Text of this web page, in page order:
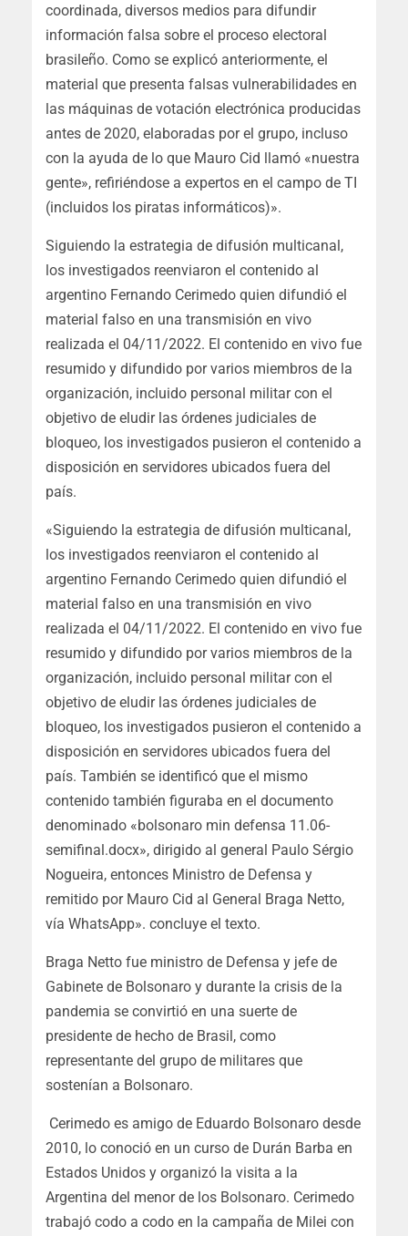
coordinada, diversos medios para difundir
información falsa sobre el proceso electoral
brasileño. Como se explicó anteriormente, el
material que presenta falsas vulnerabilidades en
las máquinas de votación electrónica producidas
antes de 2020, elaboradas por el grupo, incluso
con la ayuda de lo que Mauro Cid llamó «nuestra
gente», refiriéndose a expertos en el campo de TI
(incluidos los piratas informáticos)».
Siguiendo la estrategia de difusión multicanal,
los investigados reenviaron el contenido al
argentino Fernando Cerimedo quien difundió el
material falso en una transmisión en vivo
realizada el 04/11/2022. El contenido en vivo fue
resumido y difundido por varios miembros de la
organización, incluido personal militar con el
objetivo de eludir las órdenes judiciales de
bloqueo, los investigados pusieron el contenido a
disposición en servidores ubicados fuera del
país.
«Siguiendo la estrategia de difusión multicanal,
los investigados reenviaron el contenido al
argentino Fernando Cerimedo quien difundió el
material falso en una transmisión en vivo
realizada el 04/11/2022. El contenido en vivo fue
resumido y difundido por varios miembros de la
organización, incluido personal militar con el
objetivo de eludir las órdenes judiciales de
bloqueo, los investigados pusieron el contenido a
disposición en servidores ubicados fuera del
país. También se identificó que el mismo
contenido también figuraba en el documento
denominado «bolsonaro min defensa 11.06-
semifinal.docx», dirigido al general Paulo Sérgio
Nogueira, entonces Ministro de Defensa y
remitido por Mauro Cid al General Braga Netto,
vía WhatsApp». concluye el texto.
Braga Netto fue ministro de Defensa y jefe de
Gabinete de Bolsonaro y durante la crisis de la
pandemia se convirtió en una suerte de
presidente de hecho de Brasil, como
representante del grupo de militares que
sostenían a Bolsonaro.
Cerimedo es amigo de Eduardo Bolsonaro desde
2010, lo conoció en un curso de Durán Barba en
Estados Unidos y organizó la visita a la
Argentina del menor de los Bolsonaro. Cerimedo
trabajó codo a codo en la campaña de Milei con